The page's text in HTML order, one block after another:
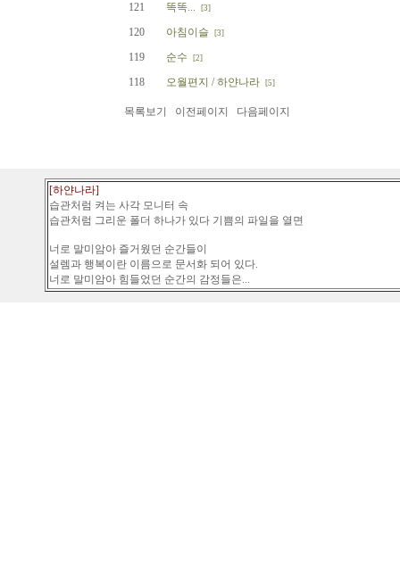
121 똑똑... [3]
120 아침이슬 [3]
119 순수 [2]
118 오월편지 / 하얀나라 [5]
목록보기 이전페이지 다음페이지
[하얀나라]
습관처럼 켜는 사각 모니터 속
습관처럼 그리운 폴더 하나가 있다 기쁨의 파일을 열면
너로 말미암아 즐거웠던 순간들이
설렘과 행복이란 이름으로 문서화 되어 있다.
너로 말미암아 힘들었던 순간의 감정들은...